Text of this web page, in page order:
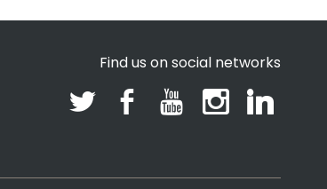
Find us on social networks